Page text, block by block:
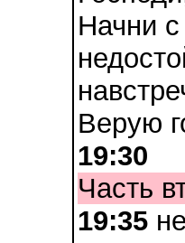
Начни
Верую
19:30
Часть
19:35